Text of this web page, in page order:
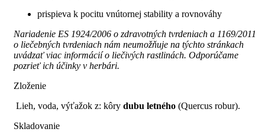
prispieva k pocitu vnútornej stability a rovnováhy
Nariadenie ES 1924/2006 o zdravotných tvrdeniach a 1169/2011
o liečebných tvrdeniach nám neumožňuje na týchto stránkach
uvádzať viac informácií o liečivých rastlinách. Odporúčame
pozrieť ich účinky v herbári.
Zloženie
Lieh, voda, výťažok z: kôry dubu letného (Quercus robur).
Skladovanie